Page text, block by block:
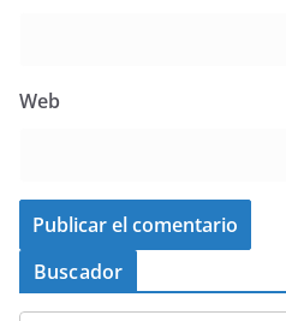
Web
Buscador